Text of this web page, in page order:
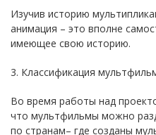
Изучив историю
анимация – это вполне
имеющее свою историю.
3. Классификация
Во время работы над
что мультфильмы можно
по странам– где созданы